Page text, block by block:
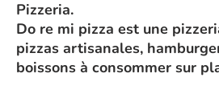
Pizzeria.
Do re mi pizza est une
pizzas artisanales,
boissons à consommer sur